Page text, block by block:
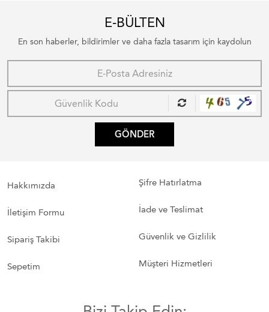
E-BÜLTEN
En son haberler, bildirimler ve daha fazla tasarım için kaydolun
GÖNDER
Hakkımızda
İletişim Formu
Sipariş Takibi
Sepetim
Şifre Hatırlatma
İade ve Teslimat
Güvenlik ve Gizlilik
Müşteri Hizmetleri